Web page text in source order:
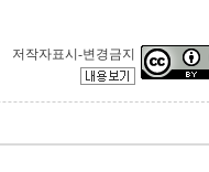
저작자표시-변경금지